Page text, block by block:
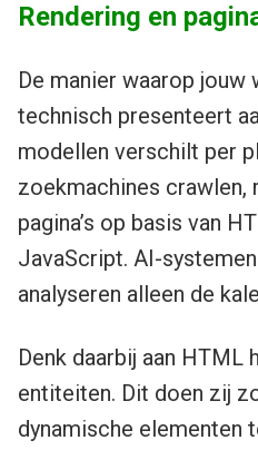
Rendering en
De manier waarop
technisch presenteert
modellen verschilt per
zoekmachines crawlen,
pagina’s op basis van
JavaScript. AI-
analyseren alleen de
Denk daarbij aan HTML
entiteiten. Dit doen zij
dynamische elementen